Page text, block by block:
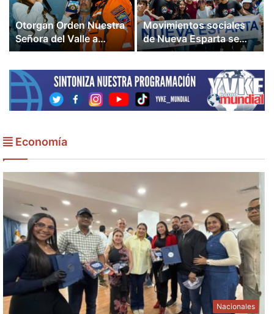
Otorgan Orden Nuestra
Señora del Valle a
rescatistas de Nueva
Movimientos sociales
de Nueva Esparta se
movilizan por la justicia
Economía
Nacionales